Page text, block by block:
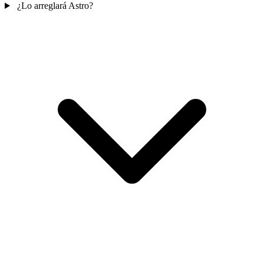
¿Lo arreglará Astro?